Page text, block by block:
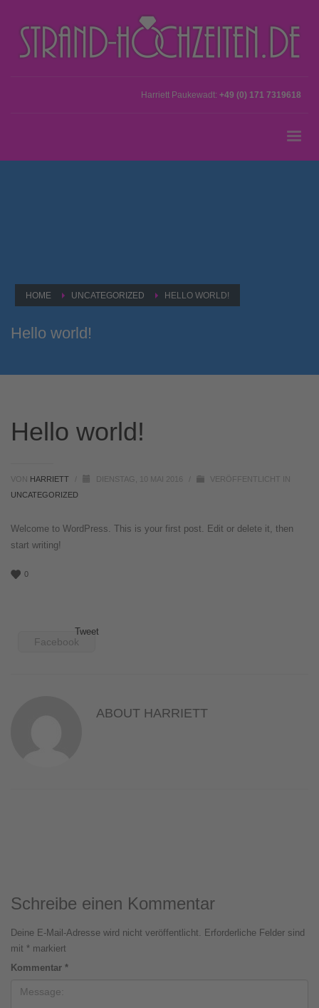
Harriett Paukewadt: +49 (0) 171 7319618
HOME UNCATEGORIZED HELLO WORLD!
Hello world!
Hello world!
VON HARRIETT DIENSTAG, 10 MAI 2016
VERÖFFENTLICHT IN
UNCATEGORIZED
Welcome to WordPress. This is your first post. Edit or delete it, then
start writing!
0
Facebook
Tweet
ABOUT HARRIETT
Schreibe einen Kommentar
Deine E-Mail-Adresse wird nicht veröffentlicht. Erforderliche Felder sind
mit * markiert
Kommentar *